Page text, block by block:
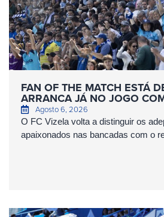
FAN OF THE MATCH ESTÁ
ARRANCA JÁ NO JOGO
Agosto 6, 2026
O FC Vizela volta a distinguir os
apaixonados nas bancadas com o